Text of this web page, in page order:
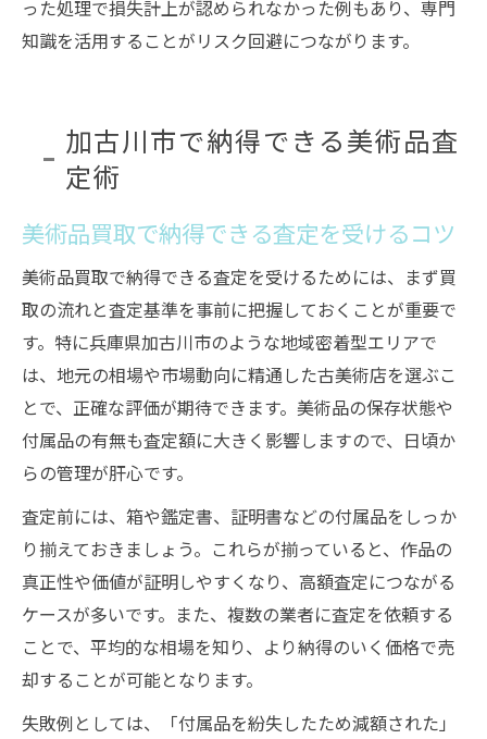
った処理で損失計上が認められなかった例もあり、専門
知識を活用することがリスク回避につながります。
加古川市で納得できる美術品査
定術
美術品買取で納得できる査定を受けるコツ
美術品買取で納得できる査定を受けるためには、まず買
取の流れと査定基準を事前に把握しておくことが重要で
す。特に兵庫県加古川市のような地域密着型エリアで
は、地元の相場や市場動向に精通した古美術店を選ぶこ
とで、正確な評価が期待できます。美術品の保存状態や
付属品の有無も査定額に大きく影響しますので、日頃か
らの管理が肝心です。
査定前には、箱や鑑定書、証明書などの付属品をしっか
り揃えておきましょう。これらが揃っていると、作品の
真正性や価値が証明しやすくなり、高額査定につながる
ケースが多いです。また、複数の業者に査定を依頼する
ことで、平均的な相場を知り、より納得のいく価格で売
却することが可能となります。
失敗例としては、「付属品を紛失したため減額された」